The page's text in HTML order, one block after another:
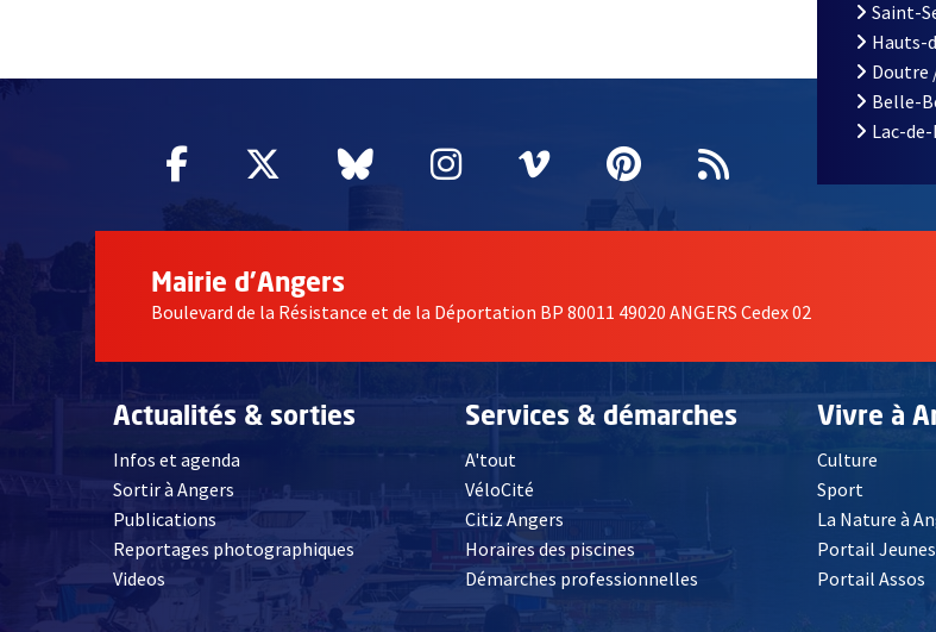
Facebook
, Ouvre une nouvelle fenêtre
Twitter
, Ouvre une nouvelle fenêtre
Bluesky
, Ouvre une nouvelle fenêtre
Instagram
, Ouvre une nouvelle fenêtre
Vimeo
, Ouvre une nouvelle
Pinterest
, Ouvre une
Flux RSS
Saint-
Hauts-
Doutre
Belle-
Lac-
Mairie d'Angers
Boulevard de la Résistance et de la Déportation BP 80011 49020 ANGERS Cedex 02
Actualités & sorties
Infos et agenda
Sortir à Angers
Publications
Reportages photographiques
Videos, Ouvre une nouvelle fenêtre
Services & démarches
A'tout
VéloCité
Citiz Angers , Ouvre une nouvelle fenêtre
Horaires des piscines
Démarches professionnelles
Vivre à
Culture
Sport
La Nature à
Portail Jeunes
Portail Assos